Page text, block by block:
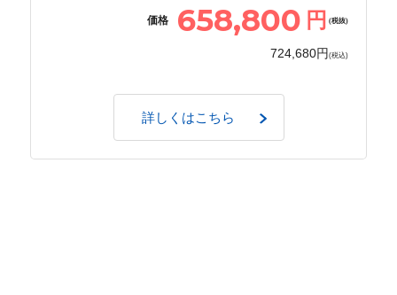
価格 658,800 円 (税抜)
724,680円 (税込)
詳しくはこちら